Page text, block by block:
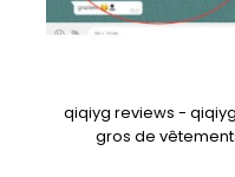
qiqiyg reviews -
gros de